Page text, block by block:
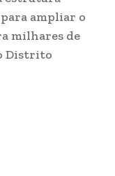
ampliar o
milhares de
Distrito